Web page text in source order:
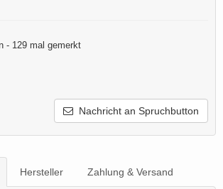
- 129 mal gemerkt
Nachricht an Spruchbutton
Hersteller Zahlung & Versand